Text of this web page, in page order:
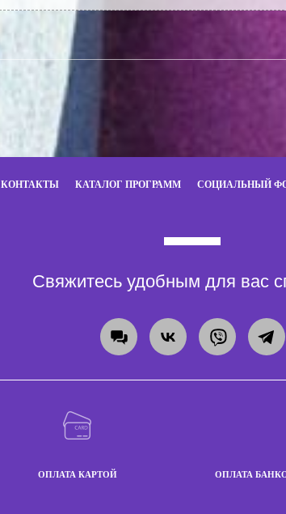
КОНТАКТЫ КАТАЛОГ ПРОГРАММ СОЦИАЛЬНЫЙ
Свяжитесь удобным для вас
ОПЛАТА КАРТОЙ
ОПЛАТА